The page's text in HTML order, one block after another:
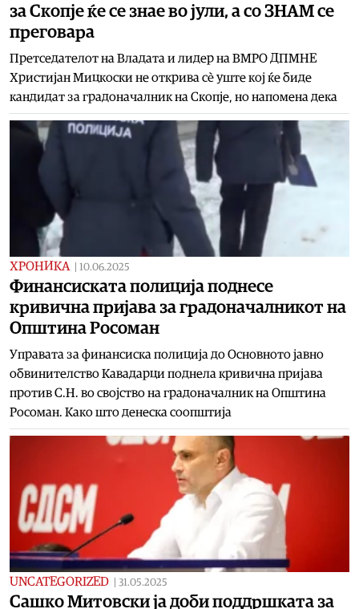
за Скопје ќе се знае во јули, а со ЗНАМ се
преговара
Претседателот на Владата и лидер на ВМРО ДПМНЕ
Христијан Мицкоски не открива сè уште кој ќе биде
кандидат за градоначалник на Скопје, но напомена дека
ХРОНИКА 10.06.2025
Финансиската полиција поднесе
кривична пријава за градоначалникот на
Општина Росоман
Управата за финансиска полиција до Основното јавно
обвинителство Кавадарци поднела кривична пријава
против С.Н. во својство на градоначалник на Општина
Росоман. Како што денеска соопштија
UNCATEGORIZED 31.05.2025
Сашко Митовски ја доби поддршката за